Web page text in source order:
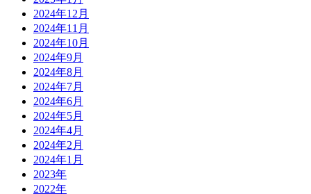
2024年12月
2024年11月
2024年10月
2024年9月
2024年8月
2024年7月
2024年6月
2024年5月
2024年4月
2024年2月
2024年1月
2023年
2022年